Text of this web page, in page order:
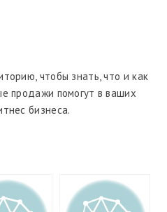
чтобы знать, что и как
продажи помогут в ваших
бизнеса.